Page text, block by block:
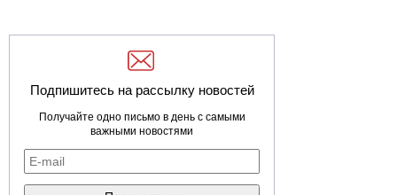
Подпишитесь на рассылку новостей
Получайте одно письмо в день с самыми
важными новостями